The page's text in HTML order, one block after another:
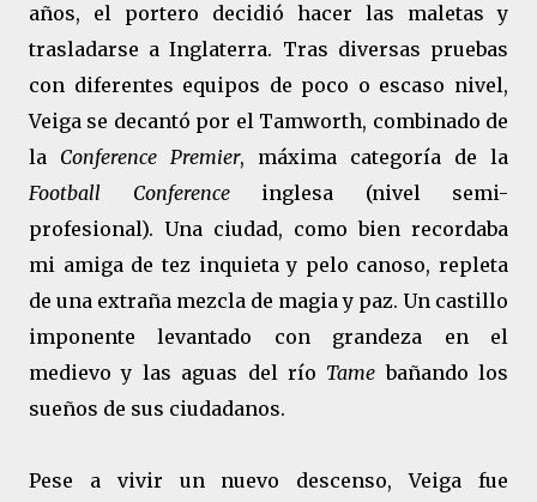
años, el portero decidió hacer las maletas y
trasladarse a Inglaterra. Tras diversas pruebas
con diferentes equipos de poco o escaso nivel,
Veiga se decantó por el Tamworth, combinado de
la Conference Premier, máxima categoría de la
Football Conferenceinglesa (nivel semi-
profesional). Una ciudad, como bien recordaba
mi amiga de tez inquieta y pelo canoso, repleta
de una extraña mezcla de magia y paz. Un castillo
imponente levantado con grandeza en el
medievo y las aguas del río Tame bañando los
sueños de sus ciudadanos.
Pese a vivir un nuevo descenso, Veiga fue